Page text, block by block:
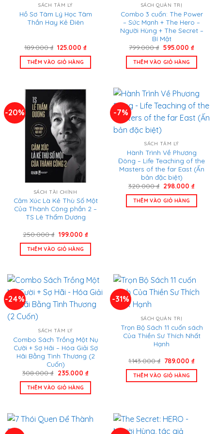
SÁCH TÂM LÝ
Hồ Sơ Tâm Lý Học Tâm
Thần Hay Kẻ Điên
189.000₫ Giá
là:
189.000 ₫.
125.000₫Giá
tại
THÊM VÀO GIỎ HÀNG
SÁCH QUẢN TRỊ
Combo 3 cuốn: The Power
– Sức Mạnh + The Hero –
Người Hùng + The Secret –
Bí Mật
799.000₫ Giá
là:
799.000 ₫.
595.000 ₫Giá
tại
THÊM VÀO GIỎ HÀNG
-20%
SÁCH TÀI CHÍNH
Cảm Xúc Là Kẻ Thù Số Một
Của Thành Công phần 2 –
TS Lê Thẩm Dương
250.000₫ Giá
là:
250.000 ₫.
199.000 ₫Giá
tại
THÊM VÀO GIỎ HÀNG
-7%
SÁCH TÂM LÝ
Hành Trình Về Phương
Đông – Life Teaching of the
Masters of the far East (Ấn
bản đặc biệt)
320.000₫ Giá
là:
320.000 ₫.
298.000₫Giá
tại
THÊM VÀO GIỎ HÀNG
-24%
SÁCH TÂM LÝ
Combo Sách Trồng Một Nụ
Cười + Sợ Hãi – Hóa Giải Sợ
Hãi Bằng Tình Thương (2
Cuốn)
308.000₫ Giá
là:
308.000 ₫.
235.000 ₫Giá
tại
THÊM VÀO GIỎ HÀNG
-31%
SÁCH QUẢN TRỊ
Trọn Bộ Sách 11 cuốn sách
Của Thiền Sư Thích Nhất
Hạnh
1.143.000₫ Giá
là:
1.143.000 ₫.
789.000₫Giá
tại
THÊM VÀO GIỎ HÀNG